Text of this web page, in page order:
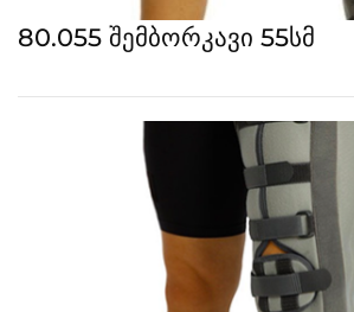
80.055 შემბორკავი 55სმ